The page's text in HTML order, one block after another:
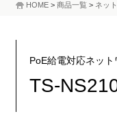
HOME > 商品一覧 > ネッ
PoE給電対応ネット
TS-